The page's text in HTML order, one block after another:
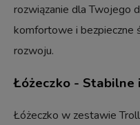
rozwiązanie dla Twojego
komfortowe i bezpieczne
rozwoju.
Łóżeczko - Stabilne
Łóżeczko w zestawie